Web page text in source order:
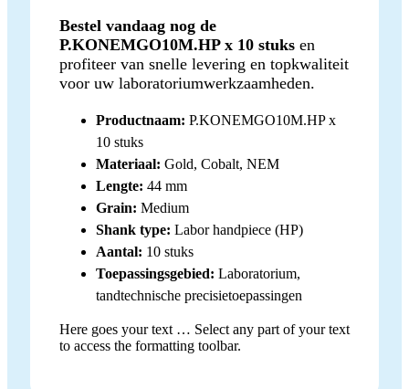
Bestel vandaag nog de
P.KONEMGO10M.HP x 10 stuks en
profiteer van snelle levering en topkwaliteit
voor uw laboratoriumwerkzaamheden.
Productnaam: P.KONEMGO10M.HP x
10 stuks
Materiaal: Gold, Cobalt, NEM
Lengte: 44 mm
Grain: Medium
Shank type: Labor handpiece (HP)
Aantal: 10 stuks
Toepassingsgebied: Laboratorium,
tandtechnische precisietoepassingen
Here goes your text … Select any part of your text
to access the formatting toolbar.